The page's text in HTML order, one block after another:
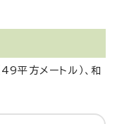
平方メートル）、和